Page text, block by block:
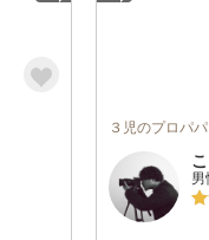
３児のプロパ